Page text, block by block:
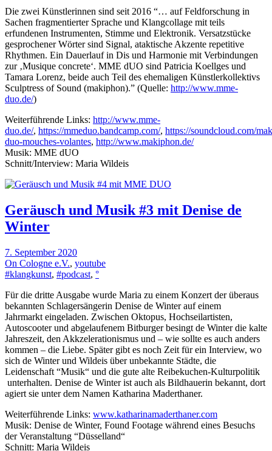
Die zwei Künstlerinnen sind seit 2016 “… auf Feldforschung in
Sachen fragmentierter Sprache und Klangcollage mit teils
erfundenen Instrumenten, Stimme und Elektronik. Versatzstücke
gesprochener Wörter sind Signal, ataktische Akzente repetitive
Rhythmen. Ein Dauerlauf in Dis und Harmonie mit Verbindungen
zur ‚Musique concrete‘. MME dUO sind Patricia Koellges und
Tamara Lorenz, beide auch Teil des ehemaligen Künstlerkollektivs
Sculptress of Sound (makiphon).” (Quelle: http://www.mme-
duo.de/)
Weiterführende Links: http://www.mme-
duo.de/, https://mmeduo.bandcamp.com/, https://soundcloud.com/
duo-mouches-volantes, http://www.makiphon.de/
Musik: MME dUO
Schnitt/Interview: Maria Wildeis
Geräusch und Musik #3 mit Denise de
Winter
7. September 2020
On Cologne e.V., youtube
#klangkunst, #podcast, °
Für die dritte Ausgabe wurde Maria zu einem Konzert der überaus
bekannten Schlagersängerin Denise de Winter auf einem
Jahrmarkt eingeladen. Zwischen Oktopus, Hochseilartisten,
Autoscooter und abgelaufenem Bitburger besingt de Winter die kalte
Jahreszeit, den Akkzelerationismus und – wie sollte es auch anders
kommen – die Liebe. Später gibt es noch Zeit für ein Interview, wo
sich de Winter und Wildeis über unbekannte Städte, die
Leidenschaft “Musik“ und die gute alte Reibekuchen-Kulturpolitik
unterhalten. Denise de Winter ist auch als Bildhauerin bekannt, dort
agiert sie unter dem Namen Katharina Maderthaner.
Weiterführende Links: www.katharinamaderthaner.com
Musik: Denise de Winter, Found Footage während eines Besuchs
der Veranstaltung “Düsselland“
Schnitt: Maria Wildeis